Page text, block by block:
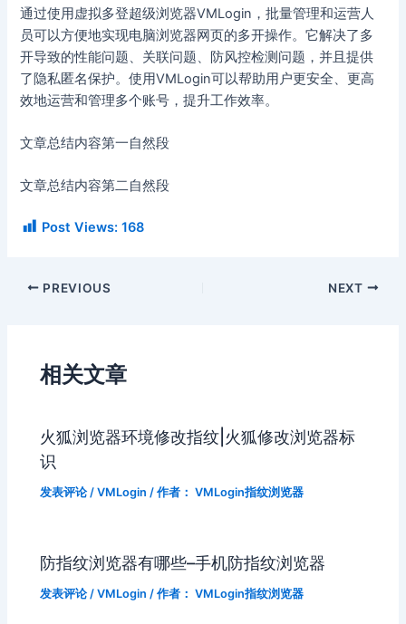
通过使用虚拟多登超级浏览器VMLogin，批量管理和运营人
员可以方便地实现电脑浏览器网页的多开操作。它解决了多
开导致的性能问题、关联问题、防风控检测问题，并且提供
了隐私匿名保护。使用VMLogin可以帮助用户更安全、更高
效地运营和管理多个账号，提升工作效率。
文章总结内容第一自然段
文章总结内容第二自然段
Post Views: 168
PREVIOUS NEXT
相关文章
火狐浏览器环境修改指纹|火狐修改浏览器标
识
发表评论 /VMLogin / 作者： VMLogin指纹浏览器
防指纹浏览器有哪些–手机防指纹浏览器
发表评论 /VMLogin / 作者： VMLogin指纹浏览器